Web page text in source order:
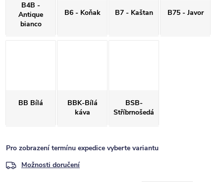
B4B -
Antique
bianco
B6 - Koňak B7 - Kaštan B75 - Javor
BB Bílá
BBK-Bílá
káva
BSB-
Stříbrnošedá
Pro zobrazení termínu expedice vyberte variantu
Možnosti doručení